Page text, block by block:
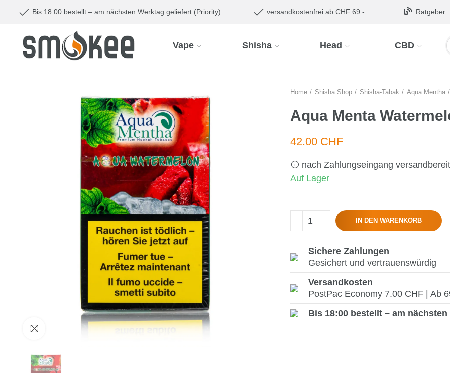
Bis 18:00 bestellt – am nächsten Werktag geliefert (Priority) versandkostenfrei ab CHF 69.- Ratgeber
Vape Shisha Head CBD
Zum Vergrössern anklicken
Home Shisha Shop Shisha-Tabak Aqua Mentha
Aqua Menta
42.00 CHF
nach Zahlungseingang versandbereit
Auf Lager
IN DEN WARENKORB
Sichere Zahlungen
Gesichert und vertrauenswürdig
Versandkosten
PostPac Economy 7.00 CHF | Ab
Bis 18:00 bestellt – am